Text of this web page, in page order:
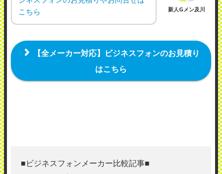
こちら
新人Gメン及川
【全メーカー対応】ビジネスフォンのお見積り
はこちら
■ビジネスフォンメーカー比較記事■